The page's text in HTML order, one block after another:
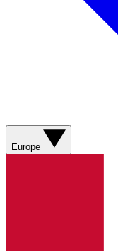
Europe